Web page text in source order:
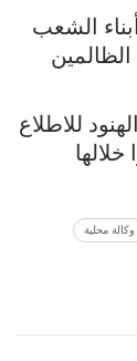
الشعب
للاطلاع
وكالة محلية